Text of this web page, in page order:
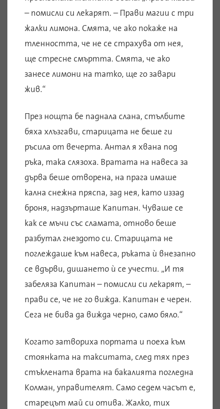
– помисли си лекарят. – Прави магии с три
жалки лимона. Смята, че ако покаже на
тленността, че не се страхува от нея,
ще стресне смъртта. Смята, че ако
занесе лимони на татко, ще го завари
жив.“
През нощта бе паднала слана, стълбите
бяха хлъзгави, старицата не беше ги
ръсила от вечерта. Антал я хвана под
ръка, така слязоха. Вратата на навеса за
дърва беше отворена, на прага имаше
кална снежна пряспа, зад нея, като иззад
броня, надзърташе Капитан. Чуваше се
как се мъчи със сламата, отново беше
разбутал гнездото си. Старицата не
поглеждаше към навеса, ръката ѝ внезапно
се вдърви, дишането ѝ се учести. „И тя
забеляза Капитан – помисли си лекарят, –
прави се, че не го вижда. Капитан е черен.
Сега не бива да вижда черно, само бяло.“
Когато затвориха портата и поеха към
стоянката на такситата, след тях през
стъклената врата на бакалията погледна
Колман, управителят. Само седем часът е,
старецът май си отива. Жалко, тих